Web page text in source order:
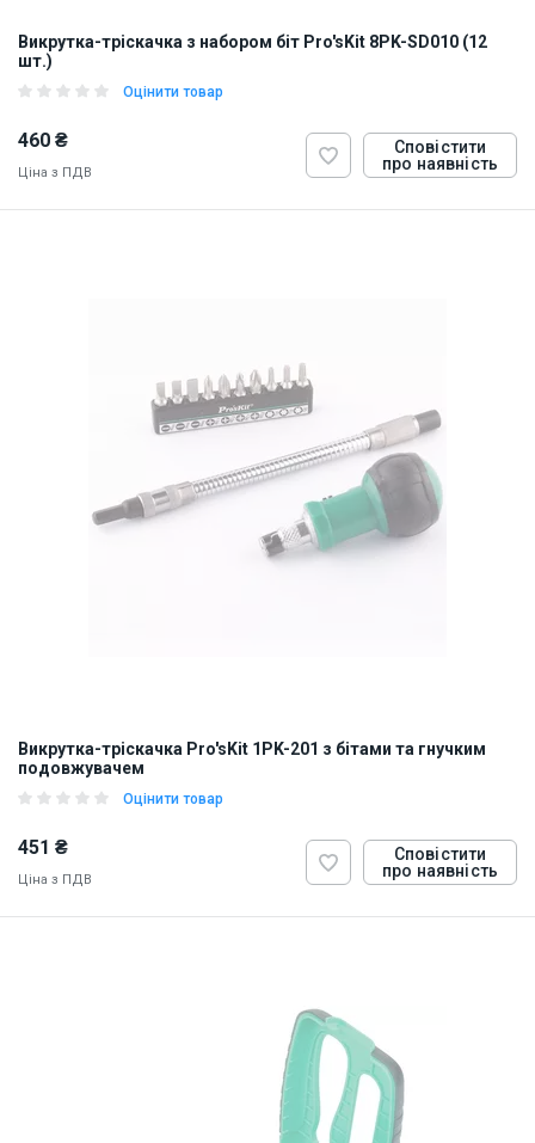
Викрутка-тріскачка з набором біт Pro'sKit 8PK-SD010 (12
шт.)
Оцінити товар
460 ₴
Ціна з ПДВ
Сповістити
про наявність
Викрутка-тріскачка Pro'sKit 1PK-201 з бітами та гнучким
подовжувачем
Оцінити товар
451 ₴
Ціна з ПДВ
Сповістити
про наявність